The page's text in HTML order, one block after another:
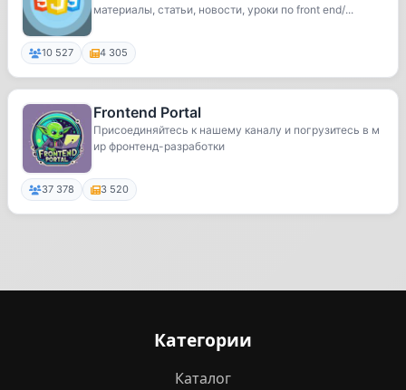
материалы, статьи, новости, уроки по front end/...
10 527 4 305
Frontend Portal
Присоединяйтесь к нашему каналу и погрузитесь в м
ир фронтенд-разработки
37 378 3 520
Категории
Каталог